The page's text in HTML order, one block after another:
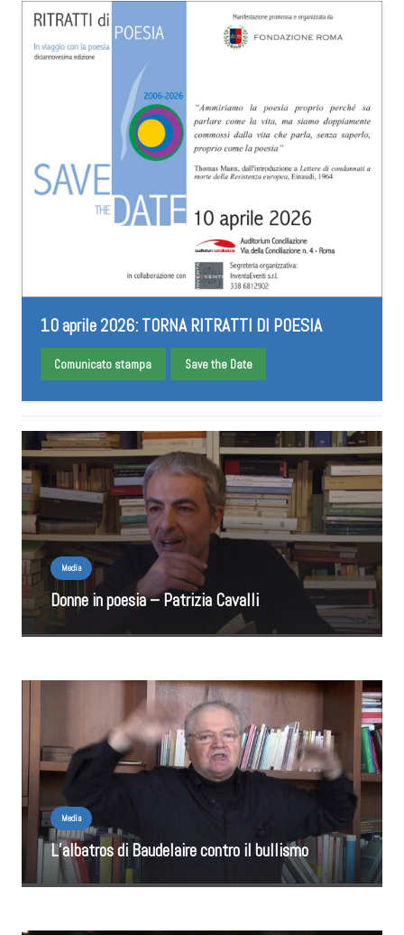
10 aprile 2026: TORNA RITRATTI DI POESIA
Comunicato stampa Save the Date
Media
Donne in poesia – Patrizia Cavalli
Media
L’albatros di Baudelaire contro il bullismo